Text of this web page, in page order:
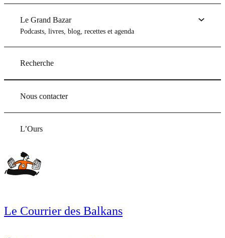
Le Grand Bazar
Podcasts, livres, blog, recettes et agenda
Recherche
Nous contacter
L’Ours
Le Courrier des Balkans